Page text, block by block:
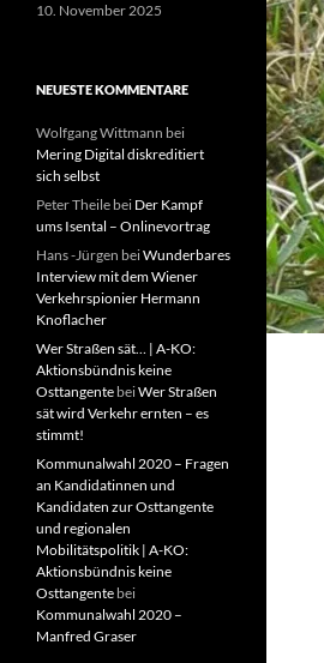
10. November 2025
NEUESTE KOMMENTARE
Wolfgang Wittmann bei
Mering Digital diskreditiert
sich selbst
Peter Theile bei Der Kampf
ums Isental – Onlinevortrag
Hans -Jürgen beiWunderbares
Interview mit dem Wiener
Verkehrspionier Hermann
Knoflacher
Wer Straßen sät… | A-KO:
Aktionsbündnis keine
Osttangente beiWer Straßen
sät wird Verkehr ernten – es
stimmt!
Kommunalwahl 2020 – Fragen
an Kandidatinnen und
Kandidaten zur Osttangente
und regionalen
Mobilitätspolitik | A-KO:
Aktionsbündnis keine
Osttangente bei
Kommunalwahl 2020 –
Manfred Graser